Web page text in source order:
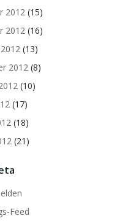
2012 (15)
2012 (16)
(13)
2012 (8)
(10)
(17)
(18)
(21)
Feed